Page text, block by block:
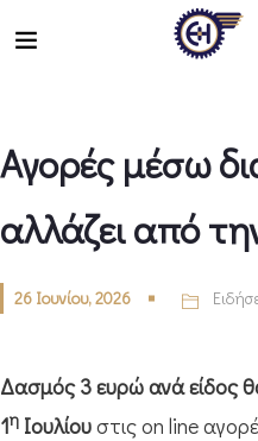
Αγορές μέσω
αλλάζει από
26 Ιουνίου, 2026
Δασμός 3 ευρώ ανά είδος
1η Ιουλίουστις on line